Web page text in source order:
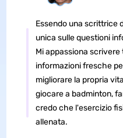
Essendo una scrittrice
unica sulle questioni
Mi appassiona
informazioni fresche
migliorare la propria
giocare a badminton,
credo che l'esercizio
allenata.